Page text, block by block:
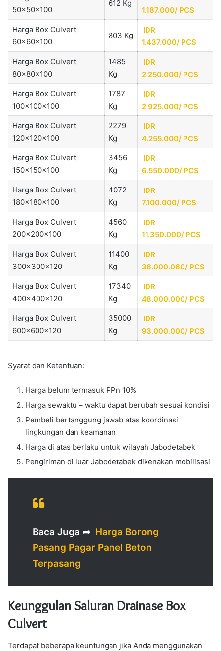
50x50x100
612 Kg
1.187.000/ PCS
Harga Box Culvert
60x60x100
803 Kg
IDR
1.437.000/ PCS
Harga Box Culvert
80x80x100
1485
Kg
IDR
2,250.000/ PCS
Harga Box Culvert
100x100x100
1787
Kg
IDR
2.925.000/ PCS
Harga Box Culvert
120x120x100
2279
Kg
IDR
4.255.000/ PCS
Harga Box Culvert
150x150x100
3456
Kg
IDR
6.550.000/ PCS
Harga Box Culvert
180x180x100
4072
Kg
IDR
7.100.000/ PCS
Harga Box Culvert
200x200x100
4560
Kg
IDR
11.350.000/ PCS
Harga Box Culvert
300x300x120
11400
Kg
IDR
36.000.060/ PCS
Harga Box Culvert
400x400x120
17340
Kg
IDR
48.000.000/ PCS
Harga Box Culvert
600x600x120
35000
Kg
IDR
93.000.000/ PCS
Syarat dan Ketentuan:
Harga belum termasuk PPn 10%
Harga sewaktu – waktu dapat berubah sesuai kondisi
Pembeli bertanggung jawab atas koordinasi
lingkungan dan keamanan
Harga di atas berlaku untuk wilayah Jabodetabek
Pengiriman di luar Jabodetabek dikenakan mobilisasi
Baca Juga ➦ Harga Borong
Pasang Pagar Panel Beton
Terpasang
Keunggulan Saluran Drainase Box
Culvert
Terdapat beberapa keuntungan jika Anda menggunakan